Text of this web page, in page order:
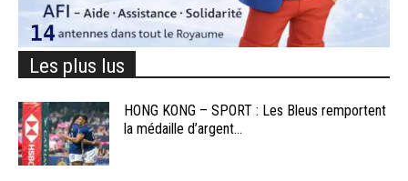
Les plus lus
HONG KONG – SPORT : Les Bleus remportent
la médaille d’argent...